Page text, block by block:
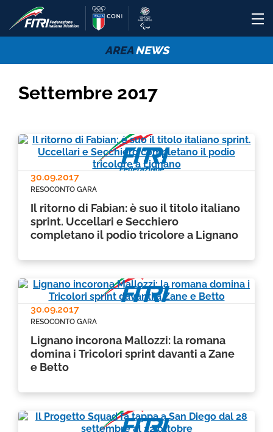
AREANEWS
Settembre 2017
30.09.2017
RESOCONTO GARA
Il ritorno di Fabian: è suo il titolo italiano
sprint. Uccellari e Secchiero
completano il podio tricolore a Lignano
30.09.2017
RESOCONTO GARA
Lignano incorona Mallozzi: la romana
domina i Tricolori sprint davanti a Zane
e Betto